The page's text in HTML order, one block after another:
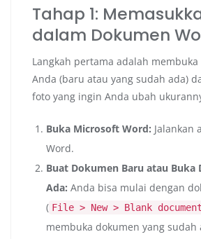
Tahap 1:
dalam Dokumen
Langkah pertama adalah
Anda (baru atau yang sudah ada)
foto yang ingin Anda ubah
Buka Microsoft Word: Jalankan
Word.
Buat Dokumen Baru atau Buka
Ada: Anda bisa mulai dengan
( File > New > Blank document
membuka dokumen yang sudah